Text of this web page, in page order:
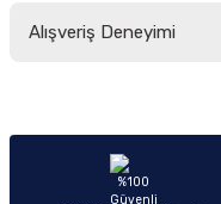
yetersiz gördüğünüz
Ürün açıklamasında eksik
Alışveriş Deneyimi